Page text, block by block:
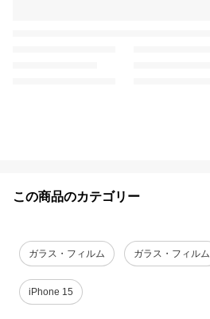
この商品のカテゴリー
ガラス・フィルム ガラス・フィルム
iPhone 15